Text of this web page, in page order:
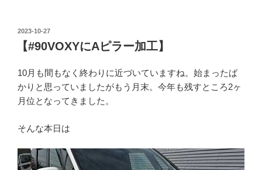
投
稿
日:
2023-10-27
【#90VOXYにAピラー加工】
10月も間もなく終わりに近づいていますね。始まったば
かりと思っていましたがもう月末。今年も残すところ2ヶ
月位となってきました。
そんな本日は